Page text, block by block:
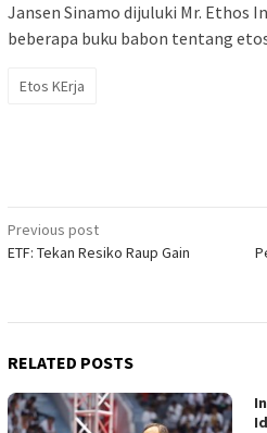
Jansen Sinamo dijuluki Mr. Ethos
beberapa buku babon tentang
Etos KErja
Post
navigation
Previous post
ETF: Tekan Resiko Raup Gain
RELATED POSTS